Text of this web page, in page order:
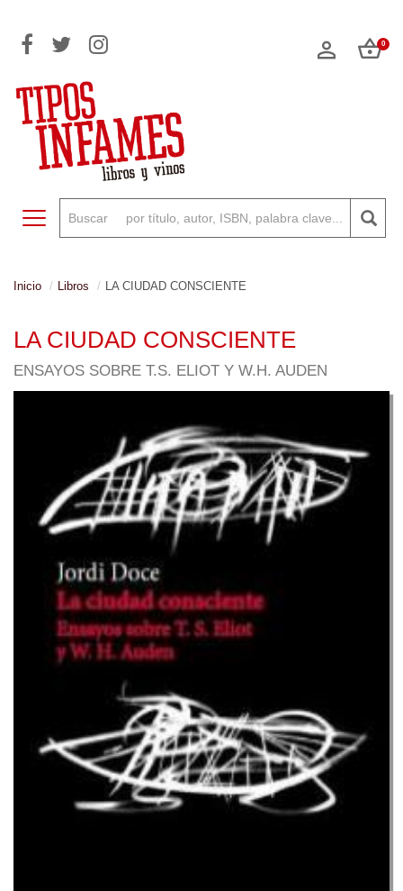
0
Toggle navigation
Inicio Libros LA CIUDAD CONSCIENTE
LA CIUDAD CONSCIENTE
ENSAYOS SOBRE T.S. ELIOT Y W.H. AUDEN